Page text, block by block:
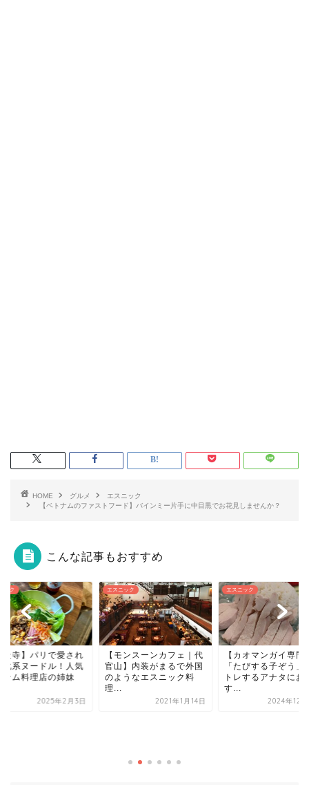
HOME グルメ
エスニック
【ベトナムのファストフード】バインミー片手に中目黒でお花見しませんか？
こんな記事もおすすめ
ニック
ンスーンカフェ｜代
】内装がまるで外国
うなエスニック料
2021年1月14日
エスニック
【カオマンガイ専門店】
「たびする子ぞう」は筋
トレするアナタにおす
す...
2024年12月23日
エスニック
【ファイブスター